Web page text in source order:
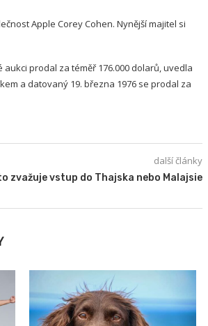
Apple Corey Cohen. Nynější majitel si
prodal za téměř 176.000 dolarů, uvedla
a datovaný 19. března 1976 se prodal za
další články
zvažuje vstup do Thajska nebo Malajsie